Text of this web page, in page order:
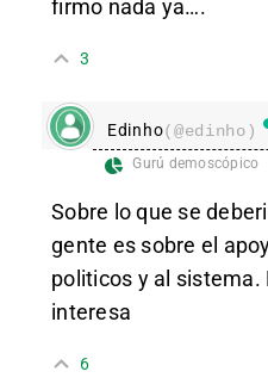
firmo nada ya….
3
Edinho(@edinho)
Gurú demoscópico
Sobre lo que se
gente es sobre el
politicos y al sistema.
interesa
6